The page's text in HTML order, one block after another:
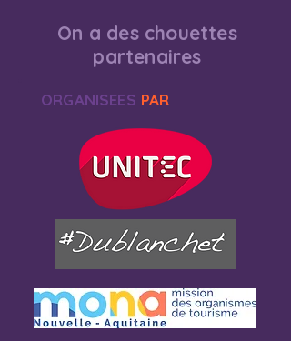
On a des chouettes
partenaires
ORGANISEES PAR